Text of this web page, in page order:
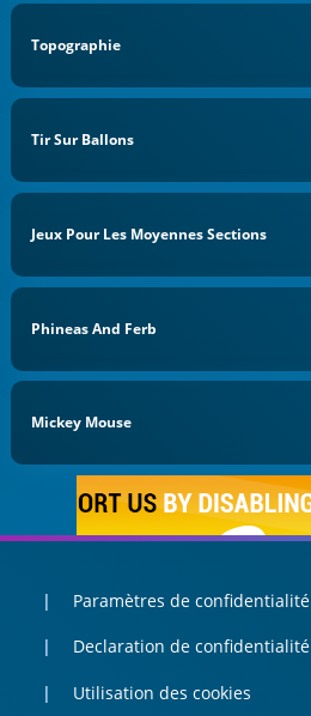
Topographie
Tir Sur Ballons
Jeux Pour Les Moyennes Sections
Phineas And Ferb
Mickey Mouse
Paramètres de confidentialité
Declaration de confidentialité
Utilisation des cookies